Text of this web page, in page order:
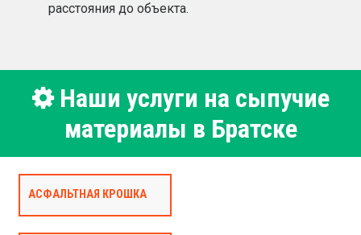
расстояния до объекта.
Наши услуги на сыпучие
материалы в Братске
АСФАЛЬТНАЯ КРОШКА